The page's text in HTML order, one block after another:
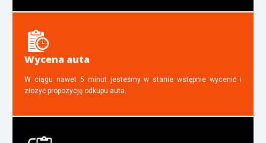
Wycena auta
W ciągu nawet 5 minut jesteśmy w stanie wstępnie wycenić i
złozyć propozycję odkupu auta.